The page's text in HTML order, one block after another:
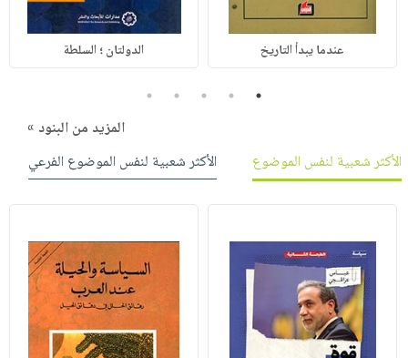
عندما يبدأ التاريخ الدولتان ؛ السلطة
1
2
3
4
5
المزيد من البنود »
الأكثر شعبية لنفس الموضوع
الأكثر شعبية لنفس الموضوع الفرعي